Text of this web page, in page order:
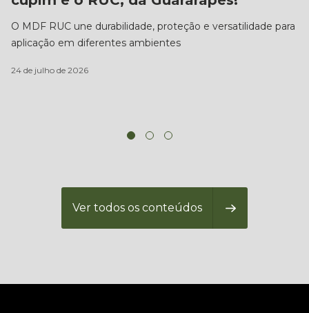
O MDF RUC une durabilidade, proteção e versatilidade para
aplicação em diferentes ambientes
24 de julho de 2026
Ver todos os conteúdos